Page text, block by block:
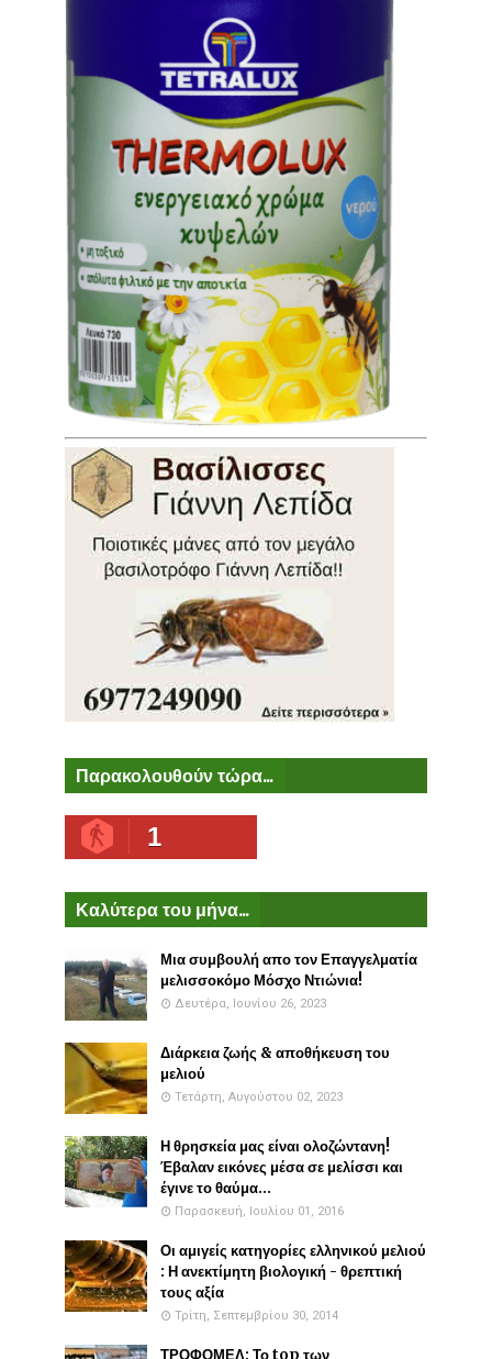
Παρακολουθούν τώρα...
1
Καλύτερα του μήνα...
Μια συμβουλή απο τον Επαγγελματία
μελισσοκόμο Μόσχο Ντιώνια!
Δευτέρα, Ιουνίου 26, 2023
Διάρκεια ζωής & αποθήκευση του
μελιού
Τετάρτη, Αυγούστου 02, 2023
Η θρησκεία μας είναι ολοζώντανη!
Έβαλαν εικόνες μέσα σε μελίσσι και
έγινε το θαύμα...
Παρασκευή, Ιουλίου 01, 2016
Οι αμιγείς κατηγορίες ελληνικού μελιού
: Η ανεκτίμητη βιολογική - θρεπτική
τους αξία
Τρίτη, Σεπτεμβρίου 30, 2014
ΤΡΟΦΟΜΕΛ: Το top των